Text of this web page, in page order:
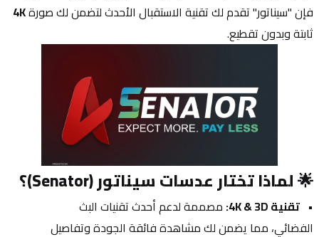
فإن "سيناتور" تقدم لك تقنية الاستقبال الأحدث لتضمن لك صورة 4K
ثابتة وبدون تقطيع.
🌟 لماذا تختار عدسات سيناتور (Senator)؟
تقنية 4K & 3D: